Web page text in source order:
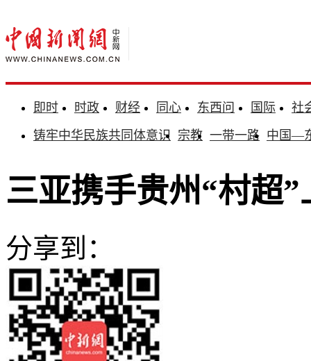
即时 时政 财经 同心 东西问 国际
社
铸牢中华民族共同体意识 宗教 一带一路 中国—
三亚携手贵州“村超
分享到：